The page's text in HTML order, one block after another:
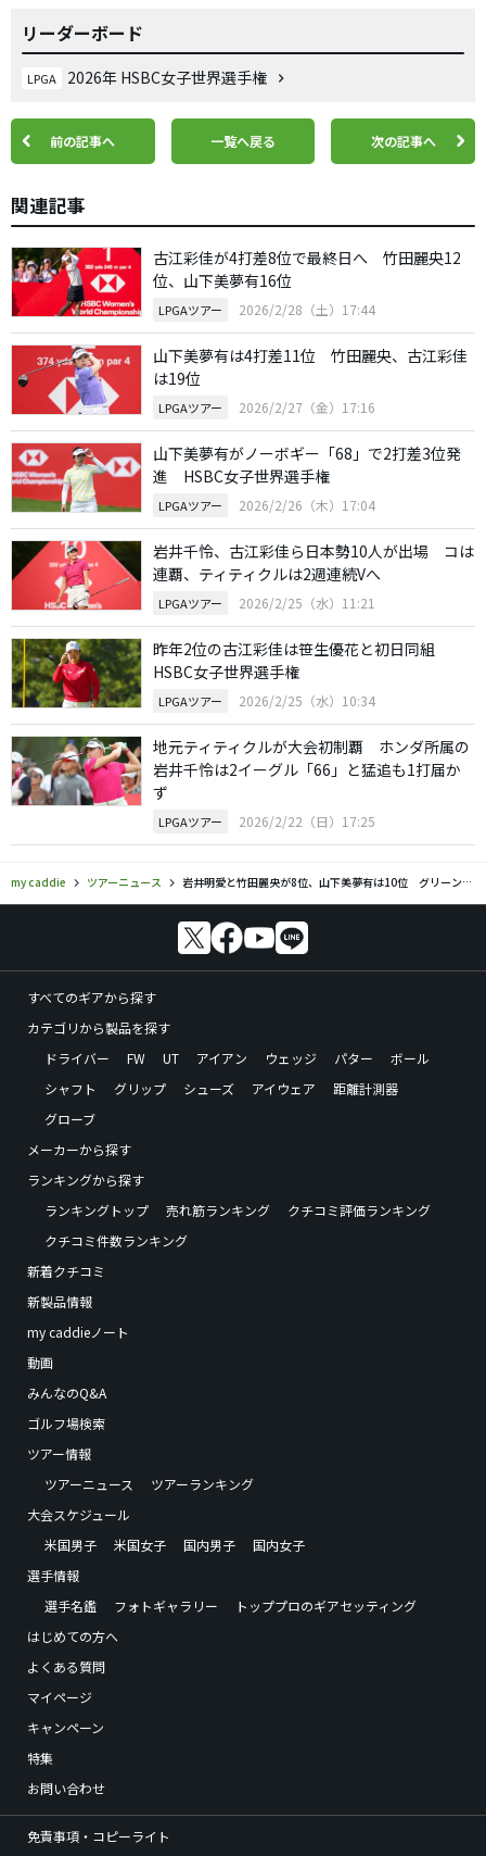
リーダーボード
LPGA 2026年 HSBC女子世界選手権
前の記事へ 一覧へ戻る 次の記事へ
関連記事
古江彩佳が4打差8位で最終日へ 竹田麗央12
位、山下美夢有16位
LPGAツアー 2026/2/28（土）17:44
山下美夢有は4打差11位 竹田麗央、古江彩佳
は19位
LPGAツアー 2026/2/27（金）17:16
山下美夢有がノーボギー「68」で2打差3位発
進 HSBC女子世界選手権
LPGAツアー 2026/2/26（木）17:04
岩井千怜、古江彩佳ら日本勢10人が出場 コは
連覇、ティティクルは2週連続Vへ
LPGAツアー 2026/2/25（水）11:21
昨年2位の古江彩佳は笹生優花と初日同組
HSBC女子世界選手権
LPGAツアー 2026/2/25（水）10:34
地元ティティクルが大会初制覇 ホンダ所属の
岩井千怜は2イーグル「66」と猛追も1打届か
ず
LPGAツアー 2026/2/22（日）17:25
my caddie ツアーニュース 岩井明愛と竹田麗央が8位、山下美夢有は10位 グリーンが通算7勝目
すべてのギアから探す
カテゴリから製品を探す
ドライバー
FW UT アイアン ウェッジ パター
ボール
シャフト
グリップ シューズ アイウェア
距離計測器
グローブ
メーカーから探す
ランキングから探す
ランキングトップ
売れ筋ランキング
クチコミ評価ランキング
クチコミ件数ランキング
新着クチコミ
新製品情報
my caddieノート
動画
みんなのQ&A
ゴルフ場検索
ツアー情報
ツアーニュース
ツアーランキング
大会スケジュール
米国男子
米国女子 国内男子
国内女子
選手情報
選手名鑑
フォトギャラリー
トッププロのギアセッティング
はじめての方へ
よくある質問
マイページ
キャンペーン
特集
お問い合わせ
免責事項・コピーライト